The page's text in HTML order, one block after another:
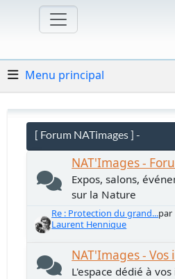
Menu principal
[ Forum NATimages ] -
NAT'Images -
Expos, salons,
sur la Nature
Re : Protection du grand...par
Laurent Hennique
NAT'Images -
L'espace dédié à